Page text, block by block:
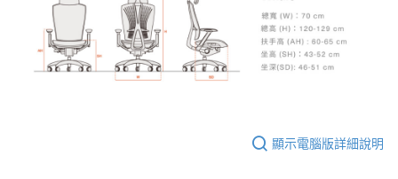
顯示電腦版詳細說明